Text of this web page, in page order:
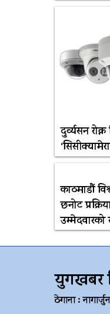
दुर्व्यसन
काठमाडौं
छनोट
उम्मेदवारको
युगखबर
ठेगाना :